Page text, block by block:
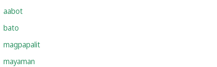
aabot
bato
magpapalit
mayaman